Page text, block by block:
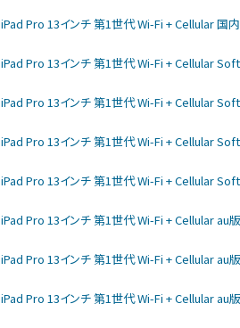
iPad Pro 13インチ 第1世代 Wi-Fi + Cellular 国
iPad Pro 13インチ 第1世代 Wi-Fi + Cellular
iPad Pro 13インチ 第1世代 Wi-Fi + Cellular
iPad Pro 13インチ 第1世代 Wi-Fi + Cellular
iPad Pro 13インチ 第1世代 Wi-Fi + Cellular
iPad Pro 13インチ 第1世代 Wi-Fi + Cellular au
iPad Pro 13インチ 第1世代 Wi-Fi + Cellular au
iPad Pro 13インチ 第1世代 Wi-Fi + Cellular au